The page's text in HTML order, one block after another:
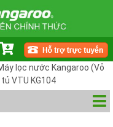
lọc nước Kangaroo (Vỏ
VTU KG104